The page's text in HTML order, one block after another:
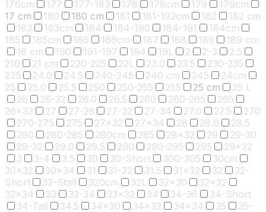
176cm
177 177-183 178 178cm 179
179cm
17 cm
180 180 cm 181 181-192cm 182
182 cm
183
183cm 184 184-190 184-191
184cm
185
185cm 186 186cm 187 188 189
189 cm
18 cm
190 191-197 194 19L 2 2-3
2.5
210
21 cm 220-225 22L 23.0 23.5
230-235
235
24.0 24.5 240-245 240 cm 245
24cm
25
25.0 25.5 250 250-255 255 25 cm
25 L
26
26-32 26.0 26.5 260 260-265
265
26x32
27 27-28 27-32 27-34 27.0 27.5
270
270-275
275 27x32 27x34 28 28.0
28.5
280
280-285 280cm 285 28x32 29
29-30
29-32
29.0 29.5 290 290-295 295
29x32
3
3-4 3.5 30 30-Short 300-305
30cm
30x32
30x34 31 31-32 31.5 31x32 32
32-
Short
32-Stall 320cm 32L 32x30
32x32
32x34
33 33-34 33x32 34 34-36
34-Short
34-Tall
34.5 34x30 34x32 34x34 35
35-